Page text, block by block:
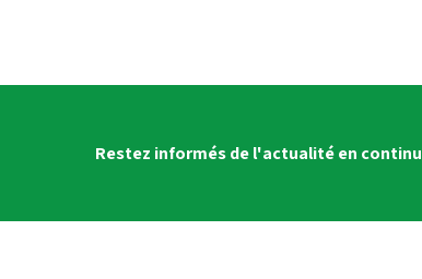
Restez informés de l'actualité en continu